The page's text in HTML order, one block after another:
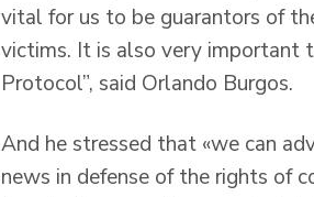
vital for us to be guarantors of
victims. It is also very important
Protocol”, said Orlando Burgos.
And he stressed that «we can
news in defense of the rights of